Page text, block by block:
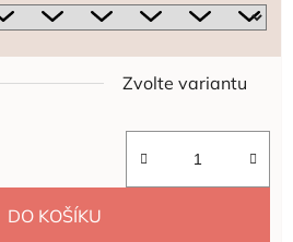
Zvolte variantu
DO KOŠÍKU